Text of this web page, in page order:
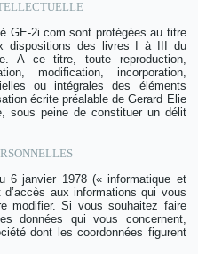
GE-2i.com sont protégées au titre
dispositions des livres I à III du
A ce titre, toute reproduction,
modification, incorporation,
ou intégrales des éléments
écrite préalable de Gerard Elie
sous peine de constituer un délit
6 janvier 1978 (« informatique et
aux informations qui vous
modifier. Si vous souhaitez faire
données qui vous concernent,
dont les coordonnées figurent